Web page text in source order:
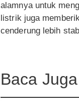
alamnya untuk
listrik juga
cenderung lebih
Baca Juga